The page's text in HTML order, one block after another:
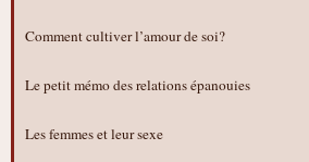
Comment cultiver l’amour de soi?
Le petit mémo des relations épanouies
Les femmes et leur sexe